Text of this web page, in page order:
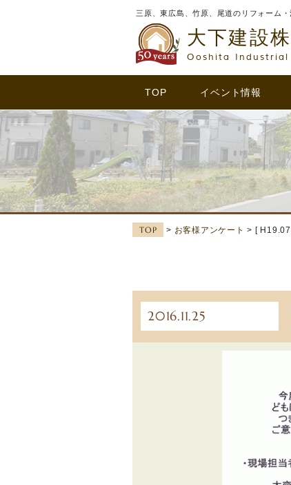
三原、東広島、竹原、尾道のリフォーム
大下建設
Ooshita Industrial
TOP イベント情報
TOP > お客様アンケート > [
2016.11.25